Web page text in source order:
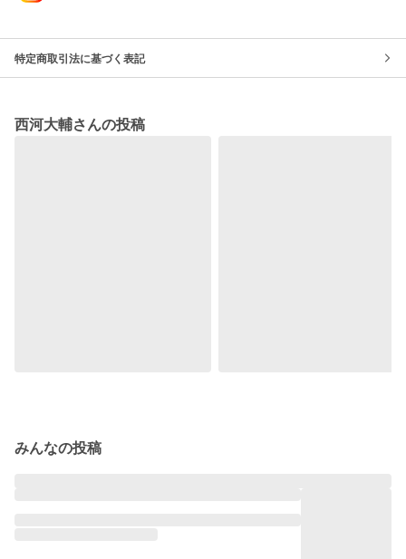
特定商取引法に基づく表記
西河大輔さんの投稿
みんなの投稿